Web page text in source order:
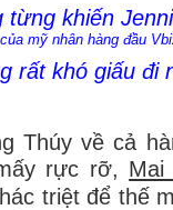
từng khiến
rất khó giấu đi
Thúy về cả
rực rỡ, Mai
triệt để thế